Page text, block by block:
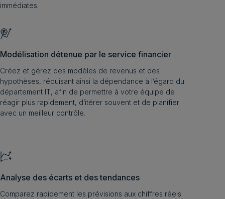
immédiates.
Modélisation détenue par le service financier
Créez et gérez des modèles de revenus et des
hypothèses, réduisant ainsi la dépendance à l’égard du
département IT, afin de permettre à votre équipe de
réagir plus rapidement, d’itérer souvent et de planifier
avec un meilleur contrôle.
Analyse des écarts et des tendances
Comparez rapidement les prévisions aux chiffres réels